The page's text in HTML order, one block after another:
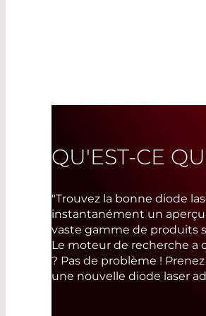
QU'EST-CE
"Trouvez la bonne diode
instantanément un aperçu
vaste gamme de produits
Le moteur de recherche a
? Pas de problème !
une nouvelle diode laser